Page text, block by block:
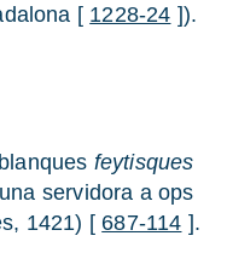
[ 1228-24 ]).
feytisques
servidora a ops
1421) [ 687-114 ].